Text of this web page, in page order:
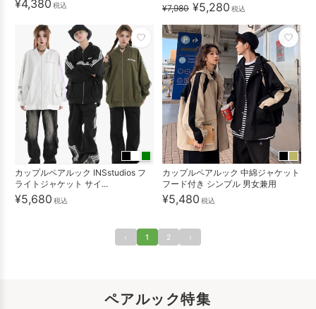
¥4,380 税込 ¥7,980 ¥5,280 税込
カップルペアルック INSstudios フ
ライトジャケット サイ...
¥5,680 税込
カップルペアルック 中綿ジャケット
フード付き シンプル 男女兼用
¥5,480 税込
‹ 1 2 ›
ペアルック特集